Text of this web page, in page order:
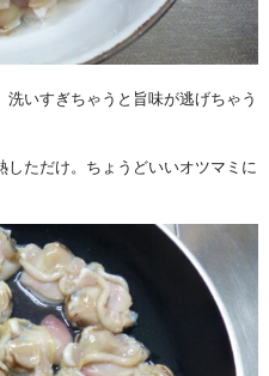
いすぎちゃうと旨味が逃げちゃう
ただけ。ちょうどいいオツマミに